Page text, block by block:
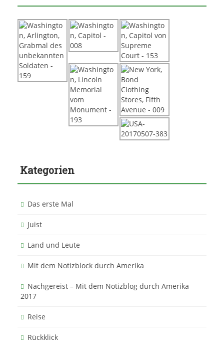
Kategorien
Das erste Mal
Juist
Land und Leute
Mit dem Notizblock durch Amerika
Nachgereist – Mit dem Notizblog durch Amerika
2017
Reise
Rückklick